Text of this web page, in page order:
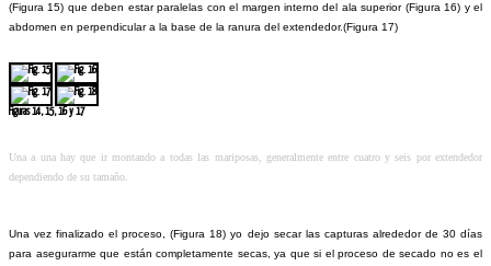
(Figura 15) que deben estar paralelas con el margen interno del ala superior (Figura 16) y el
abdomen en perpendicular a la base de la ranura del extendedor.(Figura 17)
Figuras 14, 15, 16 y 17
Una a una hay que ir montando a todas las mariposas, generalmente entre cuatro y seis por extendedor
dependiendo de su tamaño.
Una vez finalizado el proceso, (Figura 18) yo dejo secar las capturas alrededor de 30 días
para asegurarme que están completamente secas, ya que si el proceso de secado no es el